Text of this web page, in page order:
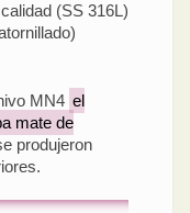
(SS 316L)
MN4 el
mate de
produjeron